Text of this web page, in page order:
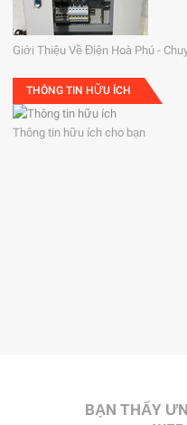
Giới Thiệu Về Điện Hoà Phú -
THÔNG TIN HỮU ÍCH
Thông tin hữu ích cho bạn
BẠN THẤY